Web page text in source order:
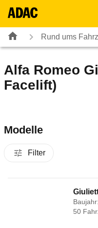
Rund ums
Alfa Romeo
Facelift)
Modelle
Filter
50